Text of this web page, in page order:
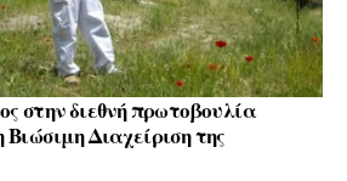
στην διεθνή πρωτοβουλία
Διαχείριση της